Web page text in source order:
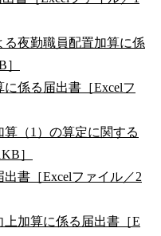
る夜勤職員配置加算に係
係る届出書［Excelフ
算（1）の算定に関する
］
書［Excelファイル／2
上加算に係る届出書［E